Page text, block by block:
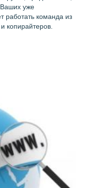
уже
работать команда из
копирайтеров.